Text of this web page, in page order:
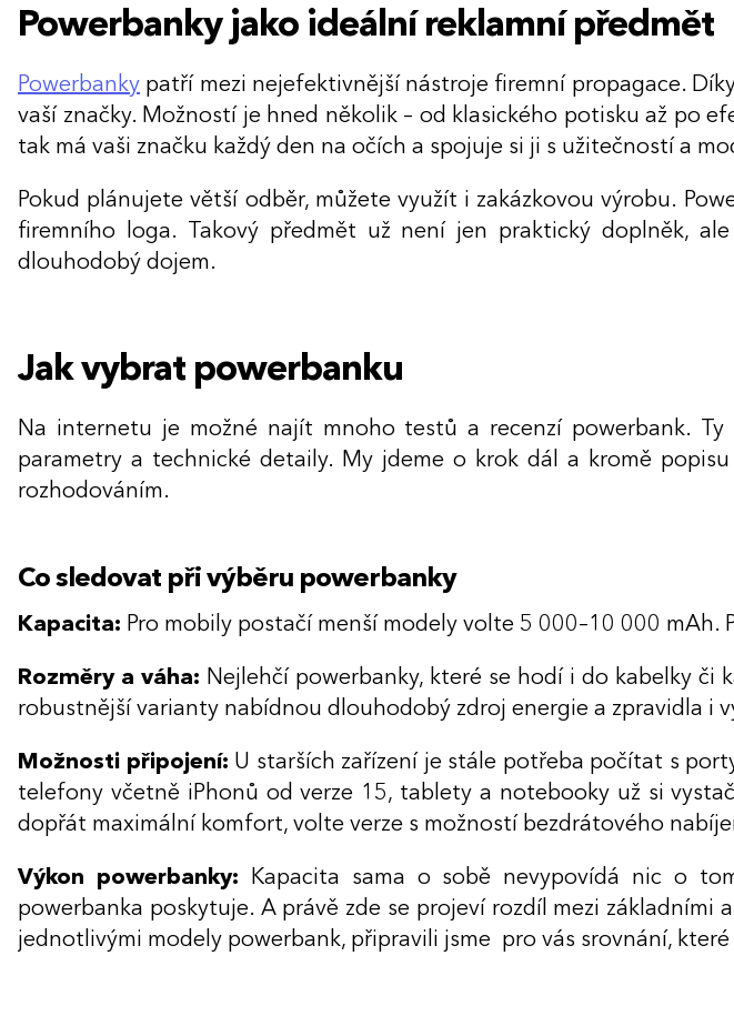
Powerbanky jako ideální reklamní předmět
Powerbanky patří mezi nejefektivnější nástroje firemní propagace.
vaší značky. Možností je hned několik – od klasického potisku až po
tak má vaši značku každý den na očích a spojuje si ji s užitečností a
Pokud plánujete větší odběr, můžete využít i zakázkovou výrobu.
firemního loga. Takový předmět už není jen praktický doplněk,
dlouhodobý dojem.
Jak vybrat powerbanku
Na internetu je možné najít mnoho testů a recenzí powerbank.
parametry a technické detaily. My jdeme o krok dál a kromě
rozhodováním.
Co sledovat při výběru powerbanky
Kapacita: Pro mobily postačí menší modely volte 5 000–10 000
Rozměry a váha: Nejlehčí powerbanky, které se hodí i do kabelky či
robustnější varianty nabídnou dlouhodobý zdroj energie a zpravidla i
Možnosti připojení: U starších zařízení je stále potřeba počítat s
telefony včetně iPhonů od verze 15, tablety a notebooky už si
dopřát maximální komfort, volte verze s možností bezdrátového
Výkon powerbanky: Kapacita sama o sobě nevypovídá nic o
powerbanka poskytuje. A právě zde se projeví rozdíl mezi základními
jednotlivými modely powerbank, připravili jsme pro vás srovnání,